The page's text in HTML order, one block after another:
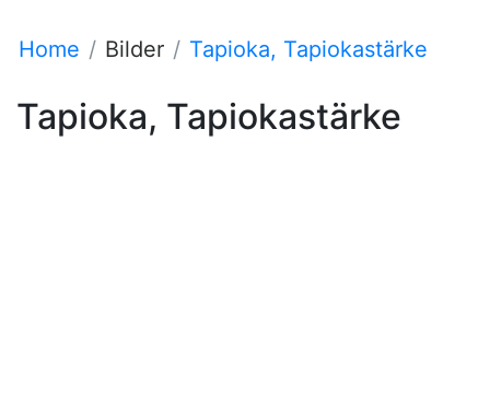
Home Bilder Tapioka, Tapiokastärke
Tapioka, Tapiokastärke